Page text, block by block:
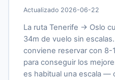
Actualizado 2026-06-22
La ruta Tenerife → Oslo
34m de vuelo sin
conviene reservar con 8-
para conseguir los
es habitual una escala —